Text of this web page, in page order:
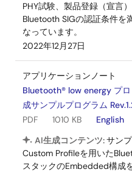
PHY試験、製品登録（宣言
Bluetooth SIGの認証条件を
なっています。
2022年12月27日
アプリケーションノート
Bluetooth® low energy プ
成サンプルプログラム
PDF
1010 KB
English
AI生成コンテンツ:サン
Custom Profileを用いた
スタックのEmbedded構成